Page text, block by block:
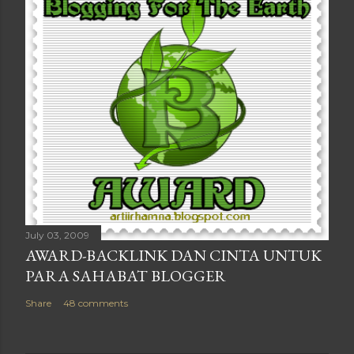
July 03, 2009
AWARD-BACKLINK DAN CINTA UNTUK
PARA SAHABAT BLOGGER
Share 48 comments